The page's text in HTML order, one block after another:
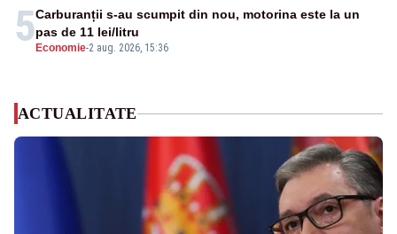
5 Economie-2 aug. 2026, 15:36
Carburanții s-au scumpit din nou, motorina este la un
pas de 11 lei/litru
ACTUALITATE